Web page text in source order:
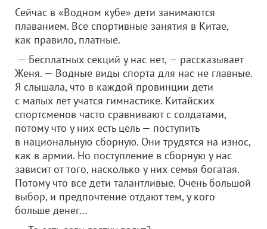
Сейчас в «Водном кубе» дети занимаются
плаванием. Все спортивные занятия в Китае,
как правило, платные.
— Бесплатных секций у нас нет, — рассказывает
Женя. — Водные виды спорта для нас не главные.
Я слышала, что в каждой провинции дети
с малых лет учатся гимнастике. Китайских
спортсменов часто сравнивают с солдатами,
потому что у них есть цель — поступить
в национальную сборную. Они трудятся на износ,
как в армии. Но поступление в сборную у нас
зависит от того, насколько у них семья богатая.
Потому что все дети талантливые. Очень большой
выбор, и предпочтение отдают тем, у кого
больше денег…